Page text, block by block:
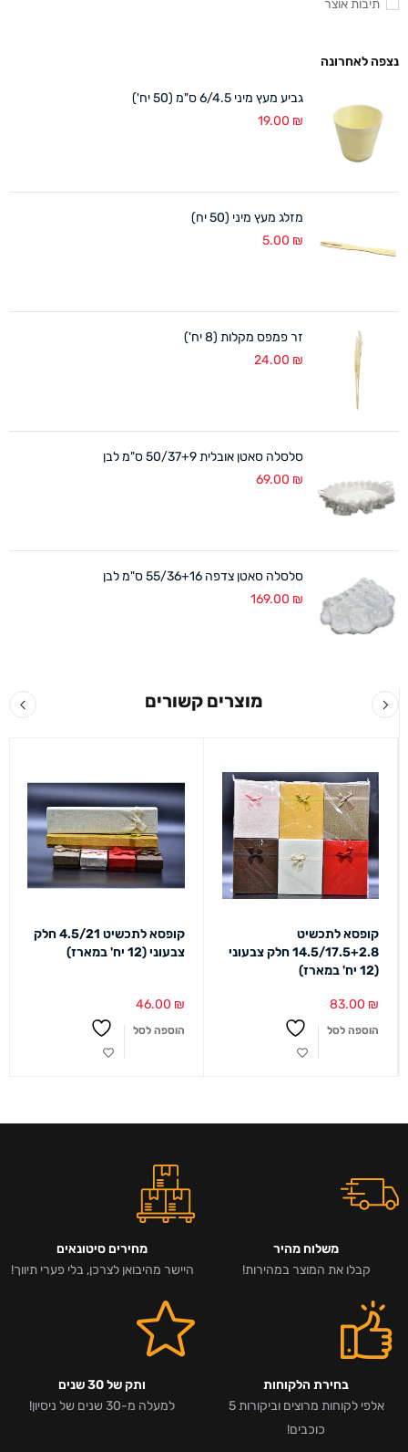
תיבות אוצר
נצפה לאחרונה
גביע מעץ מיני 6/4.5 ס"מ (50 יח')
19.00 ₪
מזלג מעץ מיני (50 יח)
5.00 ₪
זר פמפס מקלות (8 יח')
24.00 ₪
סלסלה סאטן אובלית 50/37+9 ס"מ לבן
69.00 ₪
סלסלה סאטן צדפה 55/36+16 ס"מ לבן
169.00 ₪
מוצרים קשורים
קופסא לתכשיט
14.5/17.5+2.8 חלק צבעוני
(12 יח' במארז)
83.00 ₪
הוספה לסל
קופסא לתכשיט 4.5/21 חלק
צבעוני (12 יח' במארז)
46.00 ₪
הוספה לסל
משלוח מהיר
קבלו את המוצר במהירות!
מחירים סיטונאים
היישר מהיבואן לצרכן, בלי פערי תיווך!
בחירת הלקוחות
אלפי לקוחות מרוצים וביקורות 5
כוכבים!
ותק של 30 שנים
למעלה מ-30 שנים של ניסיון!